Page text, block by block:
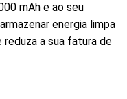
mAh e ao seu
energia limpa
a sua fatura de